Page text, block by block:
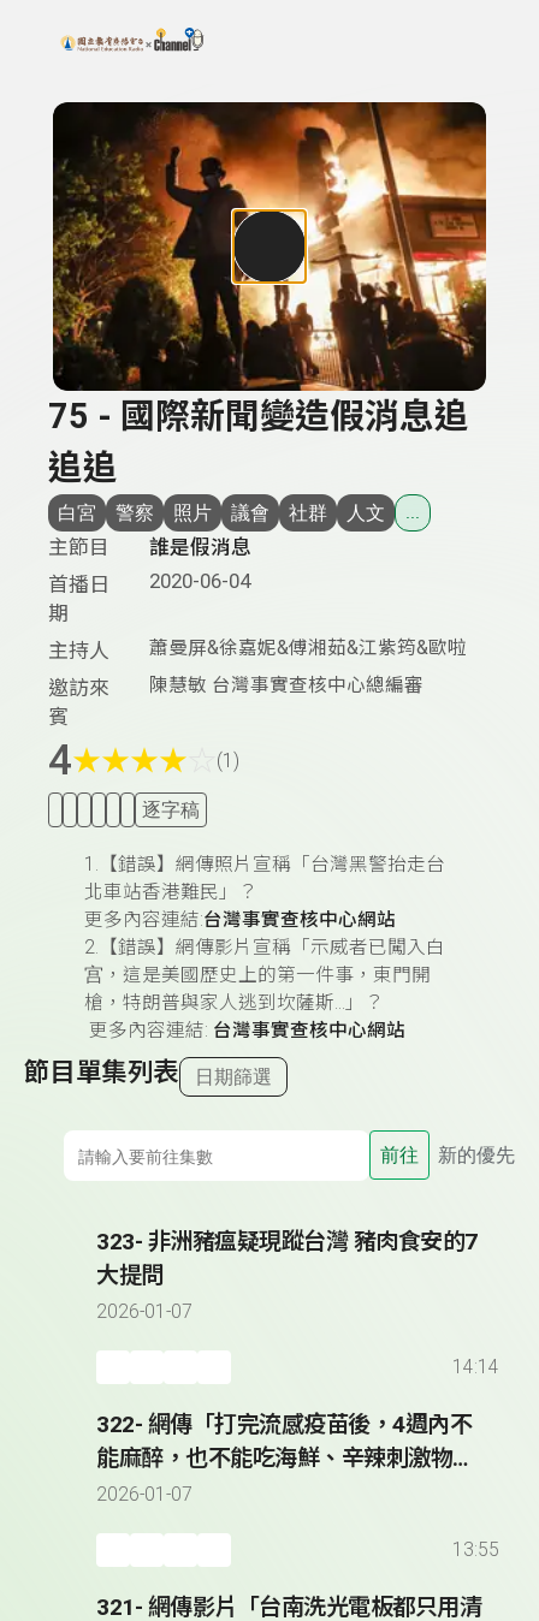
上方功能區塊
搜尋關鍵字：可輸入節目名稱、主持人或關鍵字
75 - 國際新聞變造假消息追
追追
白宮 警察 照片 議會 社群 人文 ...
主節目
誰是假消息
首播日
期
2020-06-04
主持人 蕭曼屏&徐嘉妮&傅湘茹&江紫筠&歐啦
邀訪來
賓
陳慧敏 台灣事實查核中心總編審
4★★★★ (1)
逐字稿
1.【錯誤】網傳照片宣稱「台灣黑警抬走台
北車站香港難民」？
更多內容連結:台灣事實查核中心網站
2.【錯誤】網傳影片宣稱「示威者已闖入白
宫，這是美國歷史上的第一件事，東門開
槍，特朗普與家人逃到坎薩斯...」？
更多內容連結: 台灣事實查核中心網站
節目單集列表 日期篩選
前往 新的優先
323- 非洲豬瘟疑現蹤台灣 豬肉食安的7
大提問
2026-01-07
14:14
322- 網傳「打完流感疫苗後，4週內不
能麻醉，也不能吃海鮮、辛辣刺激物及
飲酒」？
2026-01-07
13:55
321- 網傳影片「台南洗光電板都只用清